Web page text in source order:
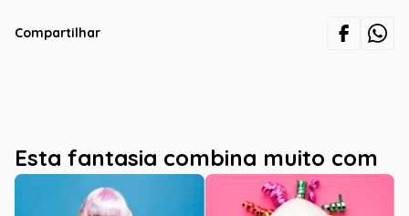
Compartilhar
Esta fantasia combina muito com